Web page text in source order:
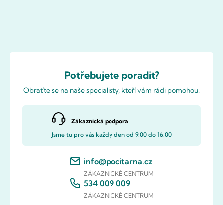
Potřebujete poradit?
Obraťte se na naše specialisty, kteří vám rádi pomohou.
Zákaznická podpora
Jsme tu pro vás každý den od 9.00 do 16.00
info@pocitarna.cz
ZÁKAZNICKÉ CENTRUM
534 009 009
ZÁKAZNICKÉ CENTRUM